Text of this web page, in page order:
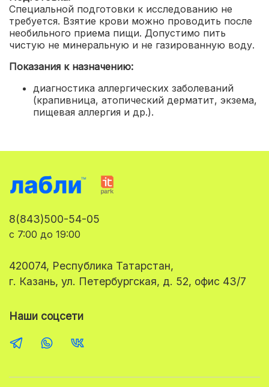
Специальной подготовки к исследованию не
требуется. Взятие крови можно проводить после
необильного приема пищи. Допустимо пить
чистую не минеральную и не газированную воду.
Показания к назначению:
диагностика аллергических заболеваний
(крапивница, атопический дерматит, экзема,
пищевая аллергия и др.).
8(843)500-54-05
с 7:00 до 19:00
420074, Республика Татарстан,
г. Казань, ул. Петербургская, д. 52, офис 43/7
Наши соцсети